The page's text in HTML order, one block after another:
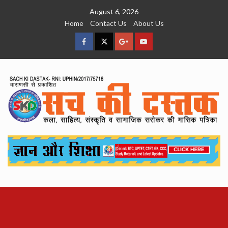
August 6, 2026
Home
Contact Us About Us
facebookTwitterGoogleYouTube